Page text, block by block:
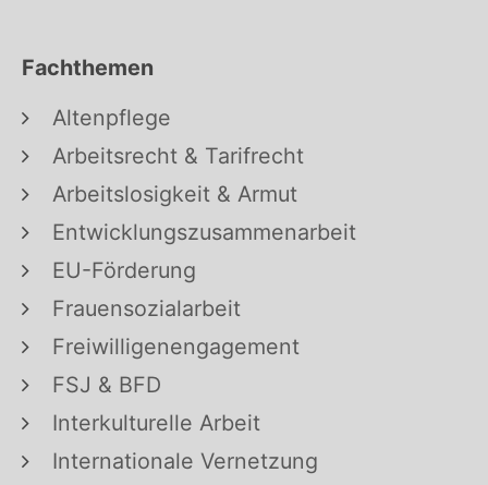
Fachthemen
Altenpflege
Arbeitsrecht & Tarifrecht
Arbeitslosigkeit & Armut
Entwicklungszusammenarbeit
EU-Förderung
Frauensozialarbeit
Freiwilligenengagement
FSJ & BFD
Interkulturelle Arbeit
Internationale Vernetzung